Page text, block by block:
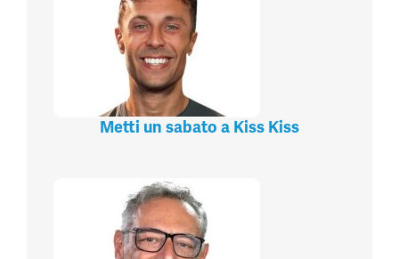
Metti un sabato a Kiss Kiss